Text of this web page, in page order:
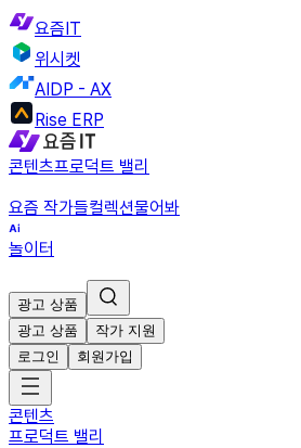
요즘IT
위시켓
AIDP - AX
Rise ERP
콘텐츠프로덕트 밸리
요즘 작가들컬렉션물어봐
놀이터
광고 상품
광고 상품
작가 지원
로그인
회원가입
콘텐츠
프로덕트 밸리